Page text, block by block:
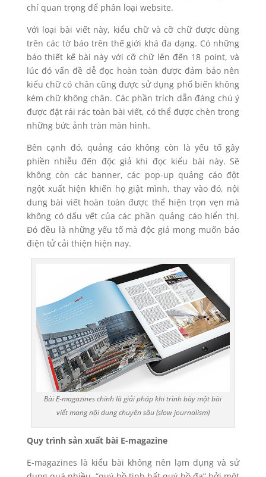
chí quan trọng để phân loại website.
Với loại bài viết này, kiểu chữ và cỡ chữ được dùng
trên các tờ báo trên thế giới khá đa dạng. Có những
báo thiết kế bài này với cỡ chữ lên đến 18 point, và
lúc đó vấn đề dễ đọc hoàn toàn được đảm bảo nên
kiểu chữ có chân cũng được sử dụng phổ biến không
kém chữ không chân. Các phần trích dẫn đáng chú ý
được đặt rải rác toàn bài viết, có thể được chèn trong
những bức ảnh tràn màn hình.
Bên cạnh đó, quảng cáo không còn là yếu tố gây
phiền nhiễu đến độc giả khi đọc kiểu bài này. Sẽ
không còn các banner, các pop-up quảng cáo đột
ngột xuất hiện khiến họ giật mình, thay vào đó, nội
dung bài viết hoàn toàn được thể hiện trọn vẹn mà
không có dấu vết của các phần quảng cáo hiển thị.
Đó đều là những yếu tố mà độc giả mong muốn báo
điện tử cải thiện hiện nay.
Bài E-magazines chính là giải pháp khi trình bày một bài
viết mang nội dung chuyên sâu (slow journalism)
Quy trình sản xuất bài E-magazine
E-magazines là kiểu bài không nên lạm dụng và sử